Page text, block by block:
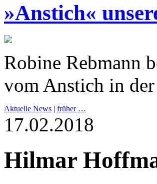
»Anstich«
Robine Rebmann
vom Anstich in
Aktuelle News | früher …
17.02.2018
Hilmar